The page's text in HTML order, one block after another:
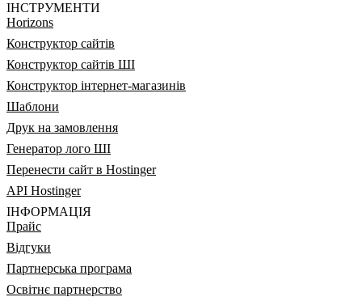
ІНСТРУМЕНТИ
Horizons
Конструктор сайтів
Конструктор сайтів ШІ
Конструктор інтернет-магазинів
Шаблони
Друк на замовлення
Генератор лого ШІ
Перенести сайт в Hostinger
API Hostinger
ІНФОРМАЦІЯ
Прайс
Відгуки
Партнерська програма
Освітнє партнерство